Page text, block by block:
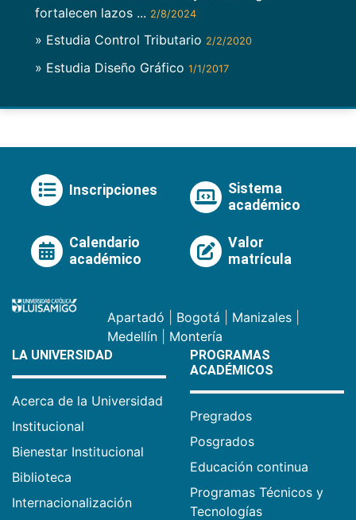
fortalecen lazos ... 2/8/2024
» Estudia Control Tributario 2/2/2020
» Estudia Diseño Gráfico 1/1/2017
Inscripciones
Sistema
académico
Calendario
académico
Valor
matrícula
Apartadó Bogotá Manizales
Medellín
Montería
LA UNIVERSIDAD
Acerca de la Universidad
Institucional
Bienestar Institucional
Biblioteca
Internacionalización
PROGRAMAS
ACADÉMICOS
Pregrados
Posgrados
Educación continua
Programas Técnicos y
Tecnologías